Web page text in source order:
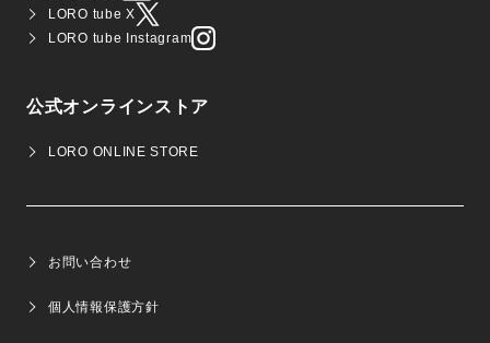
LORO tube X
LORO tube Instagram
公式オンラインストア
LORO ONLINE STORE
お問い合わせ
個人情報保護方針